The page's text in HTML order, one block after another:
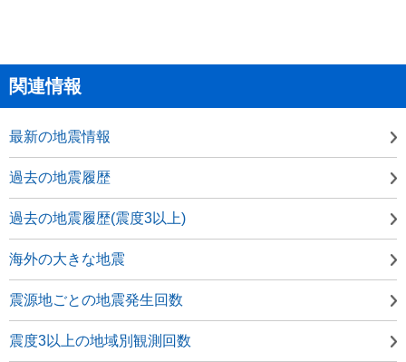
関連情報
最新の地震情報
過去の地震履歴
過去の地震履歴(震度3以上)
海外の大きな地震
震源地ごとの地震発生回数
震度3以上の地域別観測回数